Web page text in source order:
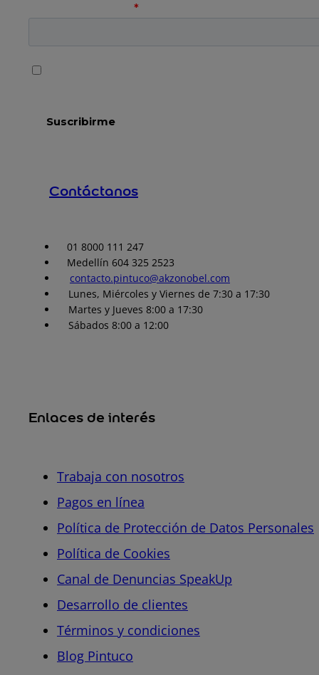
Contáctanos
01 8000 111 247
Medellín 604 325 2523
contacto.pintuco@akzonobel.com
Lunes, Miércoles y Viernes de 7:30 a 17:30
Martes y Jueves 8:00 a 17:30
Sábados 8:00 a 12:00
Enlaces de interés
Trabaja con nosotros
Pagos en línea
Política de Protección de Datos Personales
Política de Cookies
Canal de Denuncias SpeakUp
Desarrollo de clientes
Términos y condiciones
Blog Pintuco